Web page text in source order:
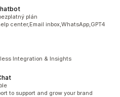
plán
center,Email inbox,WhatsApp,GPT4
Integration & Insights
to support and grow your brand